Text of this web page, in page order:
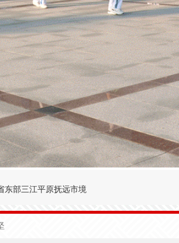
东部三江平原抚远市境
～134°25′之间。
接壤；北与前哨农场毗